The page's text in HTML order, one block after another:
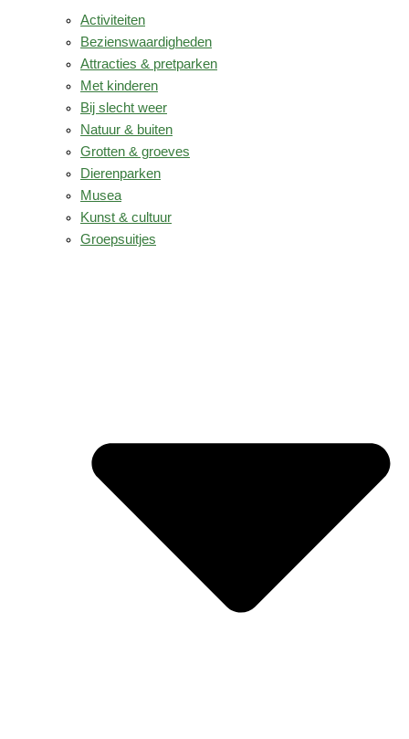
Activiteiten
Bezienswaardigheden
Attracties & pretparken
Met kinderen
Bij slecht weer
Natuur & buiten
Grotten & groeves
Dierenparken
Musea
Kunst & cultuur
Groepsuitjes